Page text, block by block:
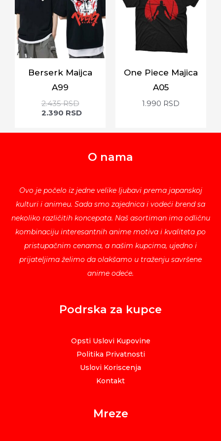
Berserk Maijca
A99
2.435RSD
2.390 RSD
One Piece Majica
A05
1.990 RSD
O nama
Ovo je počelo iz jedne velike ljubavi prema japanskoj
kulturi i animeu. Sada smo zajednica i vodeći brend sa
nekoliko različitih koncepata. Naš asortiman ima odličnu
kombinaciju interesantnih anime motiva i kvaliteta po
pristupačnim cenama, a našim kupcima, ujedno i
prijateljima želimo da olakšamo u traženju savršene
anime odeće.
Podrska za kupce
Opsti Uslovi Kupovine
Politika Privatnosti
Uslovi Koriscenja
Kontakt
Mreze